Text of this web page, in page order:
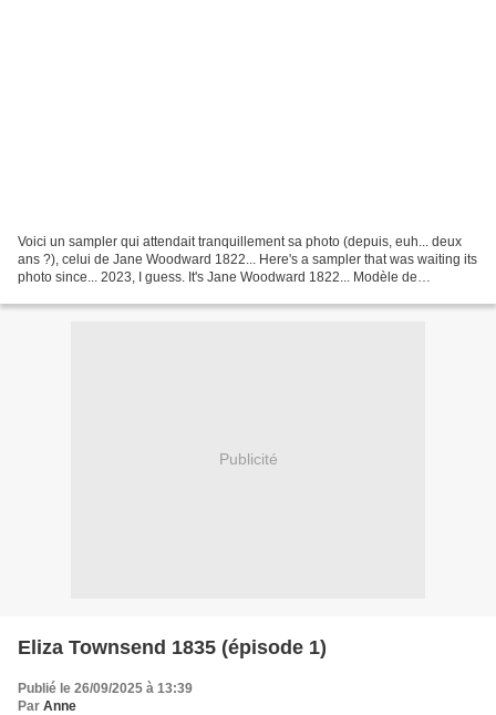
Voici un sampler qui attendait tranquillement sa photo (depuis, euh... deux
ans ?), celui de Jane Woodward 1822... Here's a sampler that was waiting its
photo since... 2023, I guess. It's Jane Woodward 1822... Modèle de
Publicité
Eliza Townsend 1835 (épisode 1)
Publié le 26/09/2025 à 13:39
Par Anne